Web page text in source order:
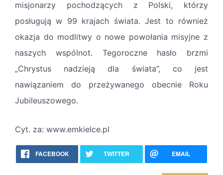
misjonarzy pochodzących z Polski, którzy
posługują w 99 krajach świata. Jest to również
okazja do modlitwy o nowe powołania misyjne z
naszych wspólnot. Tegoroczne hasło brzmi
„Chrystus nadzieją dla świata”, co jest
nawiązaniem do przeżywanego obecnie Roku
Jubileuszowego.
Cyt. za: www.emkielce.pl
FACEBOOK TWITTER EMAIL